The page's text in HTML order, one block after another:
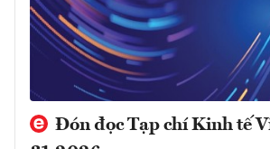
Đón đọc Tạp chí Kinh tế